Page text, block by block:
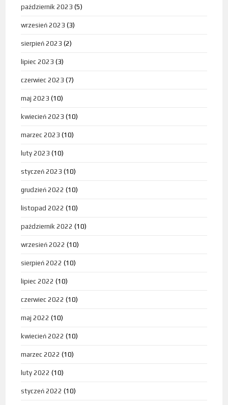
październik 2023 (5)
wrzesień 2023 (3)
sierpień 2023 (2)
lipiec 2023 (3)
czerwiec 2023 (7)
maj 2023 (10)
kwiecień 2023 (10)
marzec 2023 (10)
luty 2023 (10)
styczeń 2023 (10)
grudzień 2022 (10)
listopad 2022 (10)
październik 2022 (10)
wrzesień 2022 (10)
sierpień 2022 (10)
lipiec 2022 (10)
czerwiec 2022 (10)
maj 2022 (10)
kwiecień 2022 (10)
marzec 2022 (10)
luty 2022 (10)
styczeń 2022 (10)